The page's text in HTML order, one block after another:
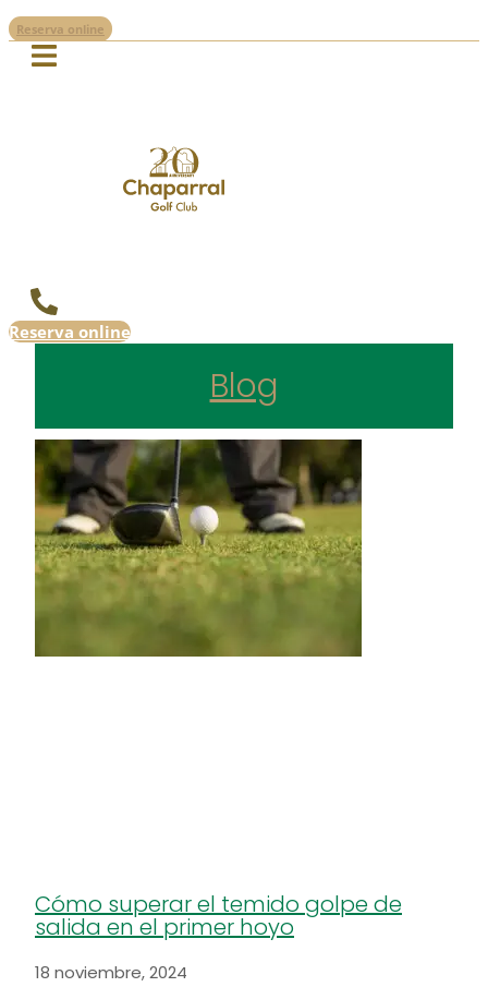
Reserva online
Reserva online
Blog
Cómo superar el temido golpe de
salida en el primer hoyo
18 noviembre, 2024